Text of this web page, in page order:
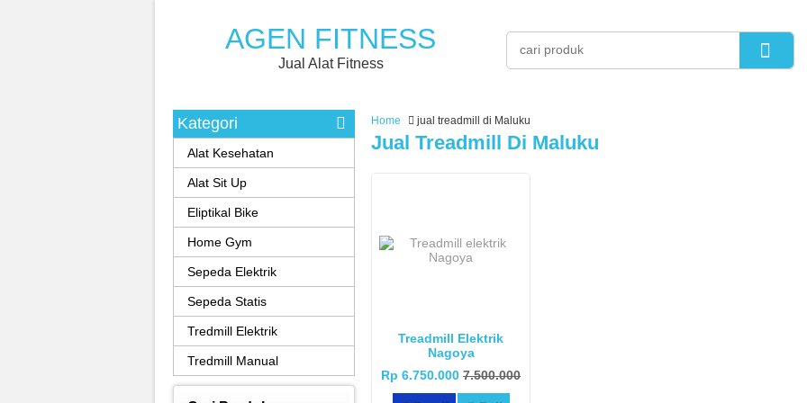
AGEN FITNESS
Jual Alat Fitness
Home jual treadmill di Maluku
Jual Treadmill Di Maluku
Treadmill Elektrik
Nagoya
Rp 6.750.000 7.500.000
Kategori
Alat Kesehatan
Alat Sit Up
Eliptikal Bike
Home Gym
Sepeda Elektrik
Sepeda Statis
Tredmill Elektrik
Tredmill Manual